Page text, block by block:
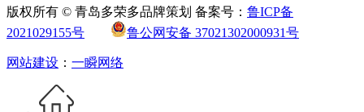
版权所有 © 青岛多荣多品牌策划 备案号： 鲁ICP备
2021029155号
鲁公网安备 37021302000931号
网站建设 ： 一瞬网络